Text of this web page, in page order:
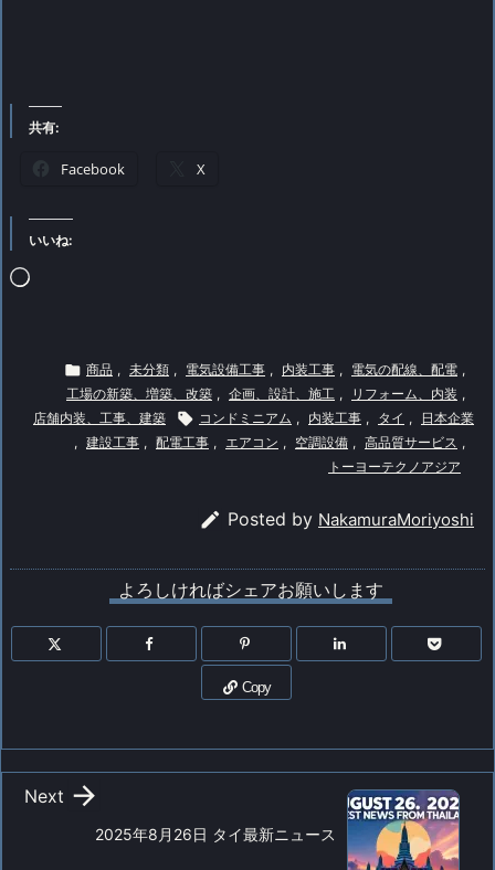
共有:
Facebook X
いいね:
中…
 商品 , 未分類 , 電気設備工事 , 内装工事 , 電気の配線、配電 ,
工場の新築、増築、改築 , 企画、設計、施工 , リフォーム、内装 ,
店舗内装、工事、建築
 コンドミニアム , 内装工事 , タイ ,
日本企業
, 建設工事 , 配電工事 , エアコン , 空調設備 , 高品質サービス ,
トーヨーテクノアジア
 Posted by NakamuraMoriyoshi
よろしければシェアお願いします
Copy
2025年8月26日 タイ最新ニュース

Next